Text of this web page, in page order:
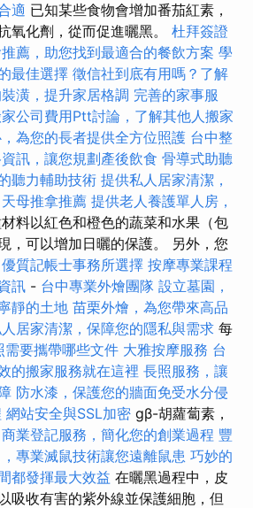
適 已知某些食物會增加番茄紅素，
氧化劑，從而促進曬黑。 杜拜簽證
薦，助您找到最適合的餐飲方案 學
最佳選擇 徵信社到底有用嗎？了解
潢，提升家居格調 完善的家事服
公司費用Ptt討論，了解其他人搬家
為您的長者提供全方位照護 台中整
訊，讓您規劃產後飲食 骨導式助聽
聽力輔助技術 提供私人居家清潔，
天母推拿推薦 提供老人養護單人房，
料以紅色和橙色的蔬菜和水果（包
，可以增加日曬的保護。 另外，您
優質記帳士事務所選擇 按摩專業課程
訊 - 台中專業外燴團隊 設立墓園，
靜的土地 苗栗外燴，為您帶來高品
居家清潔，保障您的隱私與需求 每
需要攜帶哪些文件 大雅按摩服務 台
的搬家服務就在這裡 長照服務，讓
防水漆，保護您的牆面免受水分侵
網站安全與SSL加密 gβ-胡蘿蔔素，
商業登記服務，簡化您的創業過程 豐
專業滅鼠技術讓您遠離鼠患 巧妙的
都發揮最大效益 在曬黑過程中，皮
吸收有害的紫外線並保護細胞，但